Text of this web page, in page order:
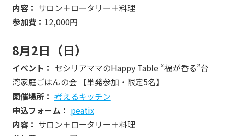
内容： サロン＋ロータリー＋料理
参加費： 12,000円
8月2日（日）
イベント： セシリアママのHappy Table “福が香る”台
湾家庭ごはんの会 【単発参加・限定5名】
開催場所： 考えるキッチン
申込フォーム： peatix
内容： サロン＋ロータリー＋料理